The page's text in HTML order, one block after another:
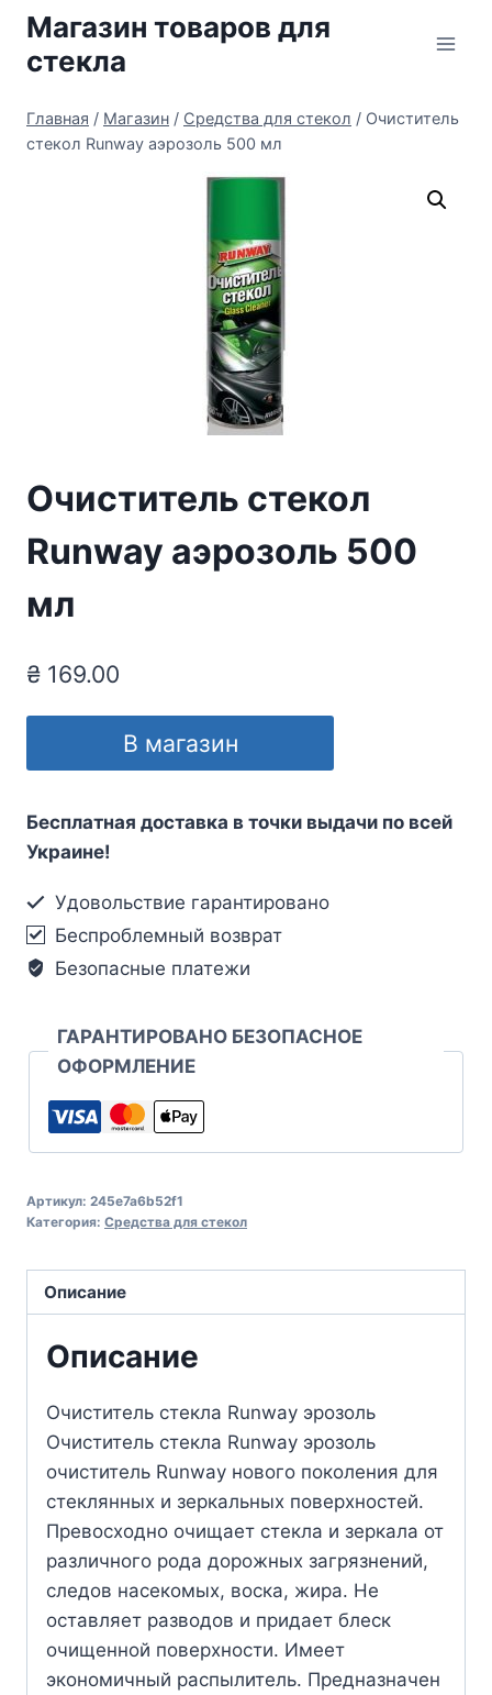
Перейти
содержимому
Магазин товаров для
стекла
Главная / Магазин / Средства для стекол / Очиститель
стекол Runway аэрозоль 500 мл
Очиститель стекол
Runway аэрозоль 500
мл
₴ 169.00
В магазин
Бесплатная доставка в точки выдачи по всей
Украине!
Удовольствие гарантировано
Беспроблемный возврат
Безопасные платежи
ГАРАНТИРОВАНО БЕЗОПАСНОЕ
ОФОРМЛЕНИЕ
Артикул: 245e7a6b52f1
Категория: Средства для стекол
Описание
Описание
Очиститель стекла Runway эрозоль
Очиститель стекла Runway эрозоль
очиститель Runway нового поколения для
стеклянных и зеркальных поверхностей.
Превосходно очищает стекла и зеркала от
различного рода дорожных загрязнений,
следов насекомых, воска, жира. Не
оставляет разводов и придает блеск
очищенной поверхности. Имеет
экономичный распылитель. Предназначен